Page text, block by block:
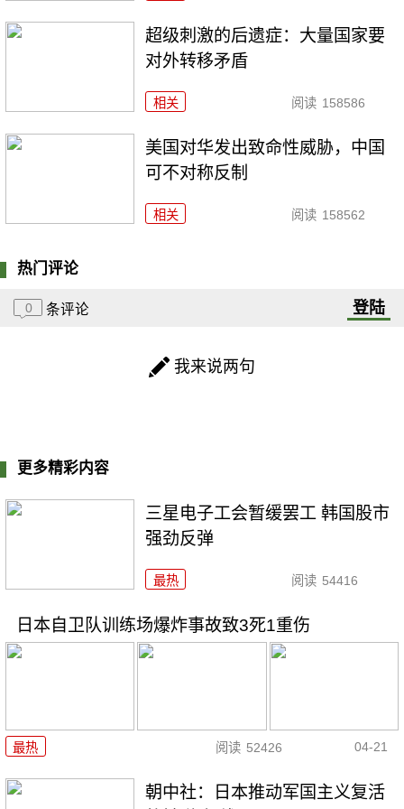
超级刺激的后遗症：大量国家要
对外转移矛盾
相关 阅读 158586
美国对华发出致命性威胁，中国
可不对称反制
相关 阅读 158562
热门评论
0 条评论 登陆
我来说两句
更多精彩内容
三星电子工会暂缓罢工 韩国股市
强劲反弹
最热 阅读 54416
日本自卫队训练场爆炸事故致3死1重伤
最热 阅读 52426 04-21
朝中社：日本推动军国主义复活